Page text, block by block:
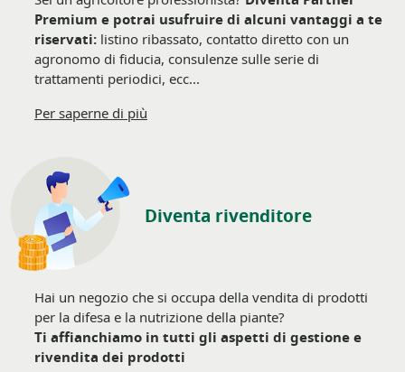
Premium e potrai usufruire di alcuni vantaggi a te
riservati: listino ribassato, contatto diretto con un
agronomo di fiducia, consulenze sulle serie di
trattamenti periodici, ecc...
Per saperne di più
Diventa rivenditore
Hai un negozio che si occupa della vendita di prodotti
per la difesa e la nutrizione della piante?
Ti affianchiamo in tutti gli aspetti di gestione e
rivendita dei prodotti